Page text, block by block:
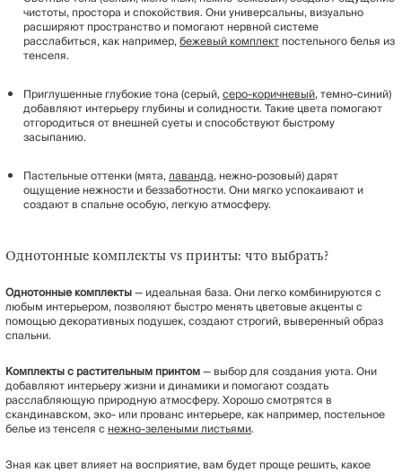
чистоты, простора и спокойствия. Они универсальны, визуально
расширяют пространство и помогают нервной системе
расслабиться, как например,бежевый комплектпостельного белья из
тенселя.
Приглушенные глубокие тона (серый,серо-коричневый, темно-синий)
добавляют интерьеру глубины и солидности. Такие цвета помогают
отгородиться от внешней суеты и способствуют быстрому
засыпанию.
Пастельные оттенки (мята,лаванда, нежно-розовый) дарят
ощущение нежности и беззаботности. Они мягко успокаивают и
создают в спальне особую, легкую атмосферу.
Однотонные комплекты vs принты: что выбрать?
Однотонныекомплекты— идеальная база. Они легко комбинируются с
любым интерьером, позволяют быстро менять цветовые акценты с
помощью декоративных подушек, создают строгий, выверенный образ
спальни.
Комплектысрастительнымпринтом— выбор для создания уюта. Они
добавляют интерьеру жизни и динамики и помогают создать
расслабляющую природную атмосферу. Хорошо смотрятся в
скандинавском, эко- или прованс интерьере, как например, постельное
белье из тенселя снежно-зелеными листьями.
Зная как цвет влияет на восприятие, вам будет проще решить, какое